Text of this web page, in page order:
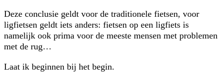
Deze conclusie geldt voor de traditionele fietsen, voor
ligfietsen geldt iets anders: fietsen op een ligfiets is
namelijk ook prima voor de meeste mensen met problemen
met de rug…
Laat ik beginnen bij het begin.